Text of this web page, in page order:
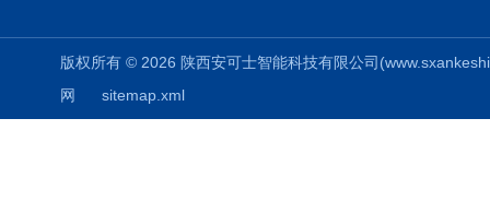
版权所有 © 2026 陕西安可士智能科技有限公司
网
sitemap.xml